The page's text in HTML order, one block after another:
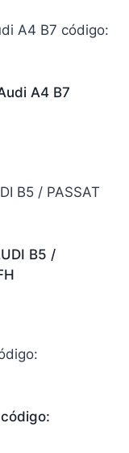
A4 B7
B5 /